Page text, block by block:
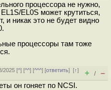
процессора не нужно,
EL0S может крутиться,
и никак это не будет видно
процессоры там тоже
2025 [^] [^^] [^^^] [ответить][↑]
+ / –
он гоняет по NCSI.